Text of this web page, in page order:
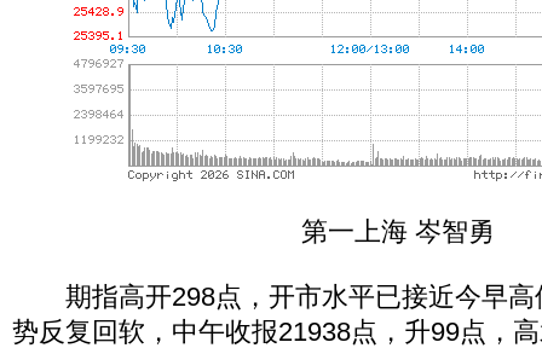
第一上海 岑智勇
期指高开298点，开市水平已接近今早高
势反复回软，中午收报21938点，升99点，